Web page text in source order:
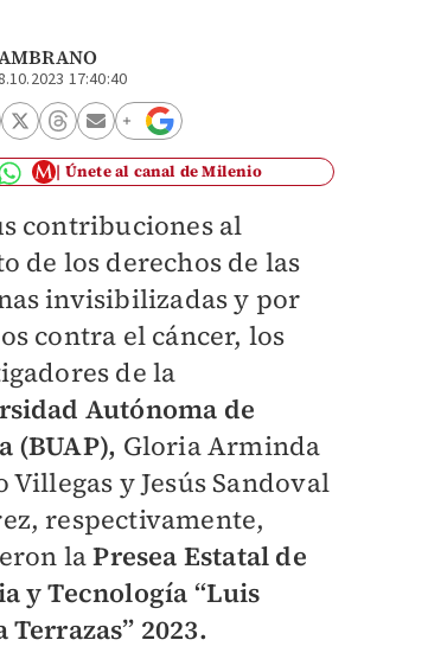
17:40:40
Únete al canal de Milenio
contribuciones al
de los derechos de las
invisibilizadas y por
contra el cáncer, los
de la
Autónoma de
(BUAP), Gloria Arminda
Villegas y Jesús Sandoval
respectivamente,
laPresea Estatal de
y Tecnología “Luis
Terrazas” 2023.